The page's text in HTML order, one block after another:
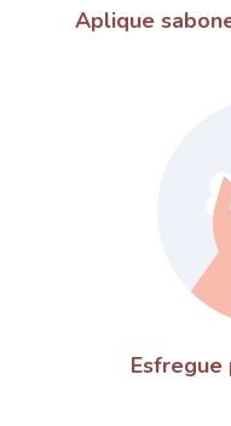
Aplique
Esfregue